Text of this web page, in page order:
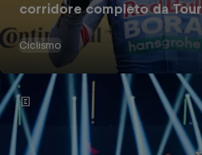
corridore completo da Tour
Ciclismo